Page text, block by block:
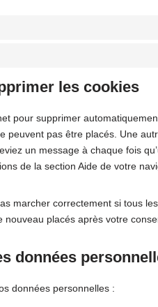
les cookies
pour supprimer
peuvent pas être placés. Une
un message à chaque fois
de la section Aide de votre
marcher correctement si tous
placés après votre
données
données personnelles :